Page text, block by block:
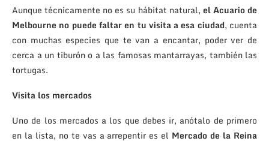
Aunque técnicamente no es su hábitat natural, el Acuario de
Melbourne no puede faltar en tu visita a esa ciudad, cuenta
con muchas especies que te van a encantar, poder ver de
cerca a un tiburón o a las famosas mantarrayas, también las
tortugas.
Visita los mercados
Uno de los mercados a los que debes ir, anótalo de primero
en la lista, no te vas a arrepentir es el Mercado de la Reina